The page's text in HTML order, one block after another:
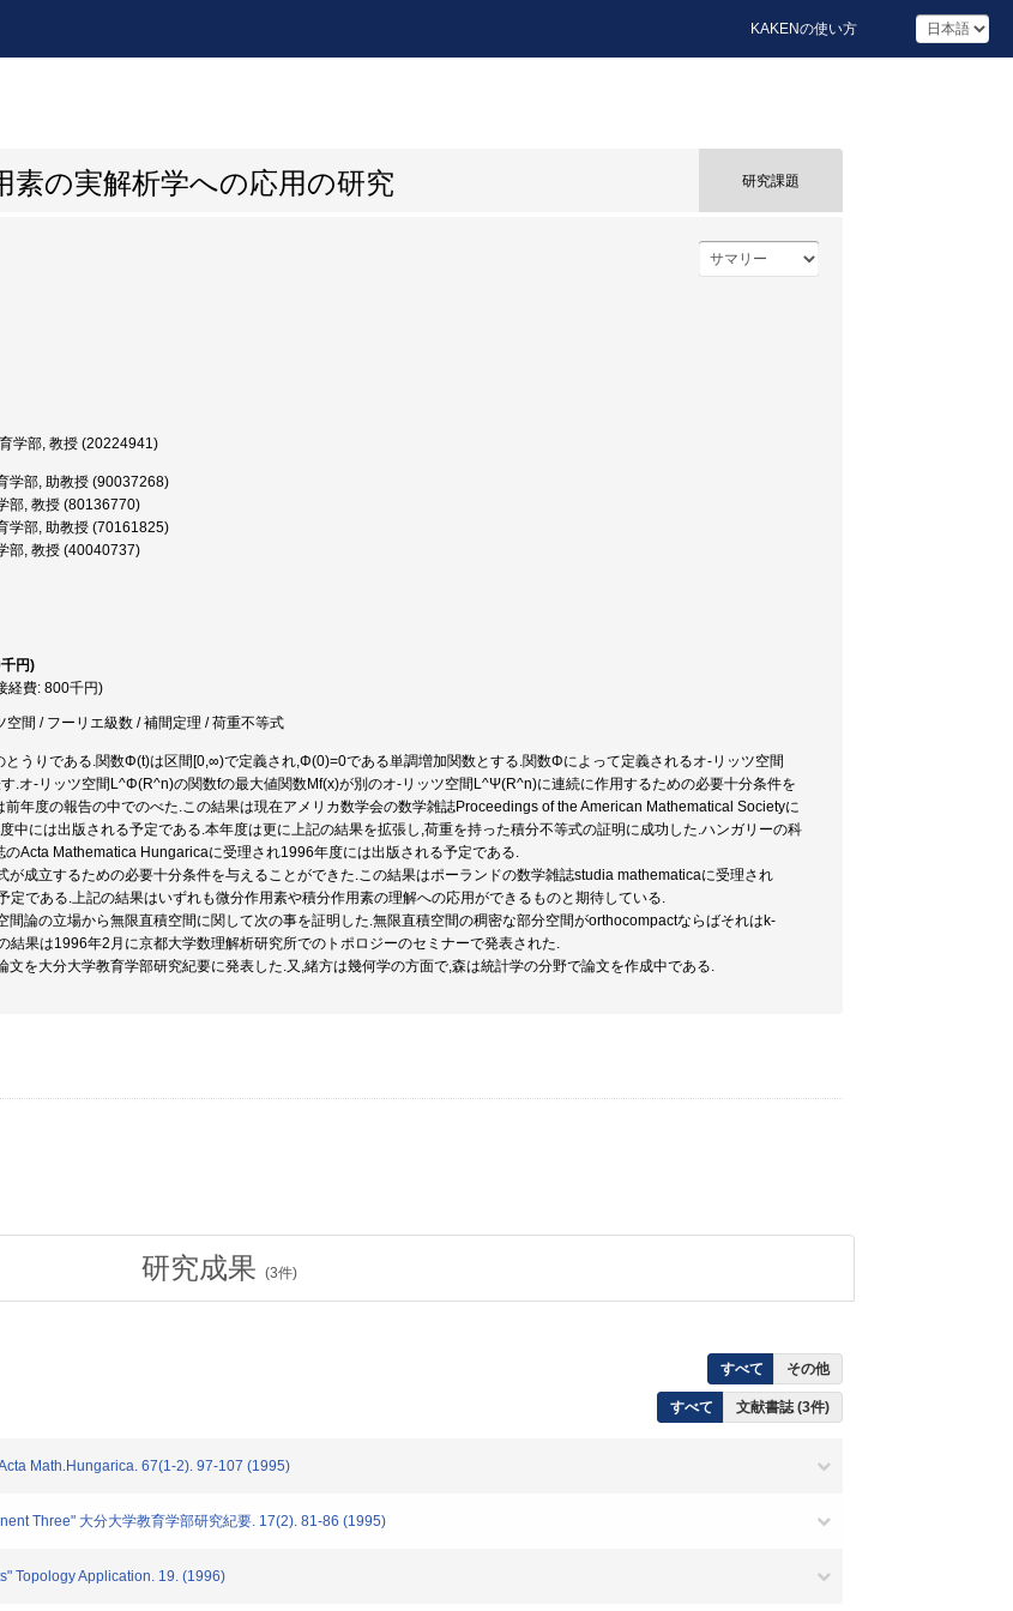
KAKENの使い方
の実解析学への応用の研究 研究課題
学部, 教授 (20224941)
学部, 助教授 (90037268)
部, 教授 (80136770)
学部, 助教授 (70161825)
部, 教授 (40040737)
円)
経費: 800千円)
空間 / フーリエ級数 / 補間定理 / 荷重不等式
とうりである.関数Φ(t)は区間[0,∞)で定義され,Φ(0)=0である単調増加関数とする.関数Φによって定義されるオ-リッツ空間
.オ-リッツ空間L^Φ(R^n)の関数fの最大値関数Mf(x)が別のオ-リッツ空間L^Ψ(R^n)に連続に作用するための必要十分条件を
前年度の報告の中でのべた.この結果は現在アメリカ数学会の数学雑誌Proceedings of the American Mathematical Societyに
中には出版される予定である.本年度は更に上記の結果を拡張し,荷重を持った積分不等式の証明に成功した.ハンガリーの科
のActa Mathematica Hungaricaに受理され1996年度には出版される予定である.
が成立するための必要十分条件を与えることができた.この結果はポーランドの数学雑誌studia mathematicaに受理され
定である.上記の結果はいずれも微分作用素や積分作用素の理解への応用ができるものと期待している.
間論の立場から無限直積空間に関して次の事を証明した.無限直積空間の稠密な部分空間がorthocompactならばそれはk-
結果は1996年2月に京都大学数理解析研究所でのトポロジーのセミナーで発表された.
文を大分大学教育学部研究紀要に発表した.又,緒方は幾何学の方面で,森は統計学の分野で論文を作成中である.
研究成果 (3件)
すべて その他
すべて 文献書誌 (3件)
Math.Hungarica. 67(1-2). 97-107 (1995)
Three" 大分大学教育学部研究紀要. 17(2). 81-86 (1995)
Topology Application. 19. (1996)